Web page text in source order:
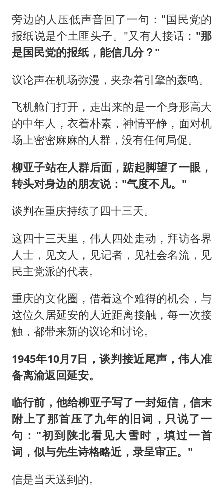
旁边的人压低声音回了一句："国民党的
报纸说是个土匪头子。"又有人接话： "那
是国民党的报纸，能信几分？"
议论声在机场弥漫，夹杂着引擎的轰鸣。
飞机舱门打开，走出来的是一个身形高大
的中年人，衣着朴素，神情平静，面对机
场上密密麻麻的人群，没有任何局促。
柳亚子站在人群后面，踮起脚望了一眼，
转头对身边的朋友说："气度不凡。"
谈判在重庆持续了四十三天。
这四十三天里，伟人四处走动，拜访各界
人士，见文人，见记者，见社会名流，见
民主党派的代表。
重庆的文化圈，借着这个难得的机会，与
这位久居延安的人近距离接触，每一次接
触，都带来新的议论和讨论。
1945年10月7日，谈判接近尾声，伟人准
备离渝返回延安。
临行前，他给柳亚子写了一封短信，信末
附上了那首压了九年的旧词，只说了一
句："初到陕北看见大雪时，填过一首
词，似与先生诗格略近，录呈审正。"
信是当天送到的。